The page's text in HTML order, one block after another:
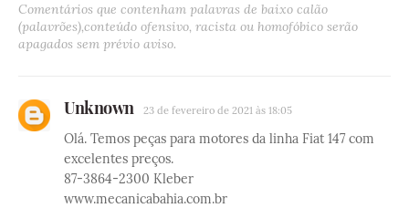
Comentários que contenham palavras de baixo calão
(palavrões),conteúdo ofensivo, racista ou homofóbico serão
apagados sem prévio aviso.
Unknown 23 de fevereiro de 2021 às 18:05
Olá. Temos peças para motores da linha Fiat 147 com
excelentes preços.
87-3864-2300 Kleber
www.mecanicabahia.com.br